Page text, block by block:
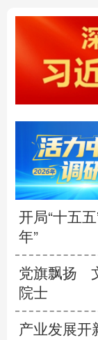
开局“十五五
年”
党旗飘扬
院士
产业发展开